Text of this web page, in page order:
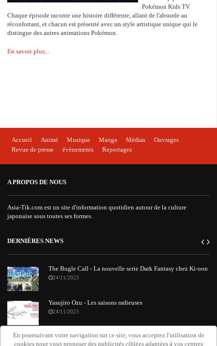
Pokémon Kids TV.
Chaque épisode raconte une histoire différente, allant de l'absurde au
réconfortant, et chacun est présenté avec un style artistique unique qui le
distingue des autres animations Pokémon.
En savoir plus...
Accueil Animé Musique Manga Médias
Ouvrages
Revue de presse
évènements Reportages
A PROPOS DE NOUS
Asia-Tik.com est un site d'information quotidien autour de la culture
japonaise sous toutes ses formes.
DERNIÈRES NEWS
The Bugle Call - La nouvelle serie Dark Fantasy chez Ki-oon
24/11/2023
Yasujiro Ozu - Les saisons radieuses
24/11/2023
"Requiem Attack on Titan" : le nouvel album orchestral de
En poursuivant votre navigation sur ce site, vous acceptez l'utilisation de
cookies pour vous proposer des publicités ciblées adaptées à vos centres